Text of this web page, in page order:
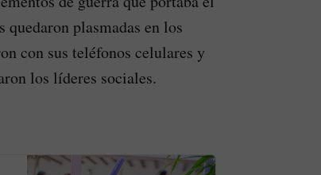
plasmadas en los
con sus teléfonos celulares y
los líderes sociales.